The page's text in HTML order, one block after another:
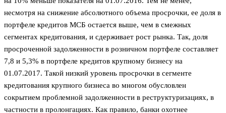
несмотря на снижение абсолютного объема просрочки, ее доля в
портфеле кредитов МСБ остается выше, чем в смежных
сегментах кредитования, и сдерживает рост рынка. Так, доля
просроченной задолженности в розничном портфеле составляет
7,8 и 5,3% в портфеле кредитов крупному бизнесу на
01.07.2017. Такой низкий уровень просрочки в сегменте
кредитования крупного бизнеса во многом обусловлен
сокрытием проблемной задолженности в реструктуризациях, в
частности в пролонгациях. Как правило, банки охотнее